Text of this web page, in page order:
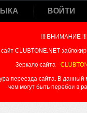
ВОЙТИ
!!! ВНИМАНИЕ !!!
CLUBTONE.NET
Зеркало сайта -
переезда сайта. В данный
чем могут быть перебои в